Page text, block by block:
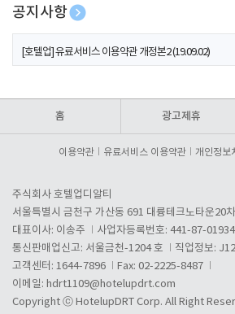
공지사항
[호텔업] 개인정보 처리방침 개정본1 (19.09.02)
[호텔업] 유료서비스 이용약관 개정본2 (19.09.02)
홈 광고제휴
이용약관 유료서비스 이용약관 개인정보
주식회사 호텔업디알티
서울특별시 금천구 가산동 691 대륭테크노타운20
대표이사: 이송주
사업자등록번호: 441-87-01934
통신판매업신고: 서울금천-1204 호
직업정보:
고객센터: 1644-7896
Fax: 02-2225-8487
이메일: hdrt1109@hotelupdrt.com
Copyright ⓒ HotelupDRT Corp. All Right